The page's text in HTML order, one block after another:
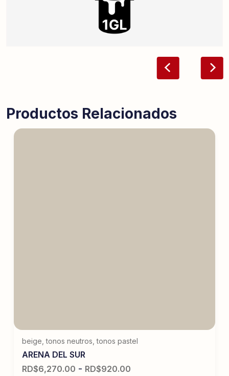
Productos Relacionados
beige ,tonos neutros ,tonos pastel
ARENA DEL SUR
RD$6,270.00 - RD$920.00